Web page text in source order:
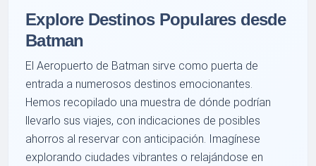
Explore Destinos Populares desde
Batman
El Aeropuerto de Batman sirve como puerta de
entrada a numerosos destinos emocionantes.
Hemos recopilado una muestra de dónde podrían
llevarlo sus viajes, con indicaciones de posibles
ahorros al reservar con anticipación. Imagínese
explorando ciudades vibrantes o relajándose en